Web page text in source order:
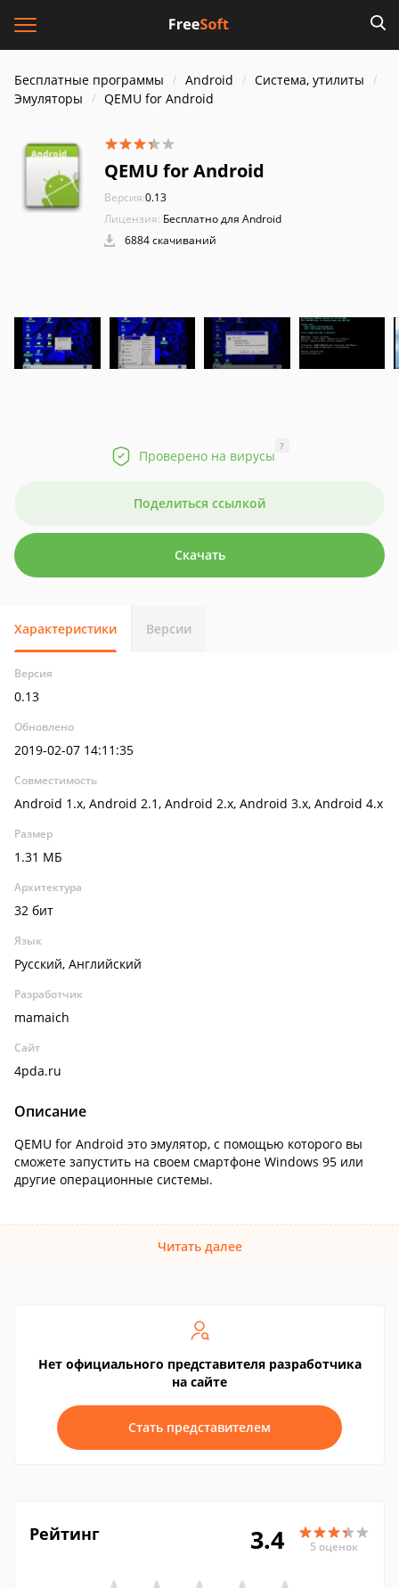
Бесплатные программы Android
Система, утилиты
Эмуляторы
QEMU for Android
QEMU for Android
Версия:0.13
Лицензия: Бесплатно для Android
6884 скачиваний
Проверено на вирусы
?
Поделиться ссылкой
Скачать
Характеристики Версии
Версия
0.13
Обновлено
2019-02-07 14:11:35
Совместимость
Android 1.x, Android 2.1, Android 2.x, Android 3.x, Android 4.x
Размер
1.31 МБ
Архитектура
32 бит
Язык
Русский, Английский
Разработчик
mamaich
Сайт
4pda.ru
Описание
QEMU for Android это эмулятор, с помощью которого вы
сможете запустить на своем смартфоне Windows 95 или
другие операционные системы.
Читать далее
Нет официального представителя разработчика
на сайте
Стать представителем
Рейтинг 3.4 5 оценок